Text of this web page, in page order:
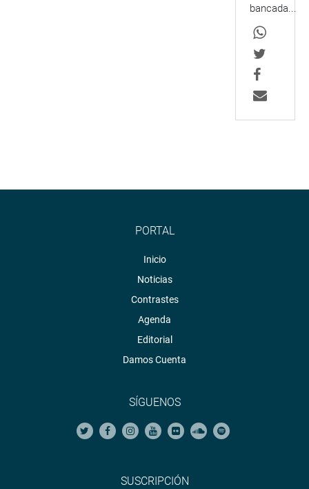
bancada...
PORTAL
Inicio
Noticias
Contrastes
Agenda
Editorial
Damos Cuenta
SÍGUENOS
SUSCRIPCIÓN